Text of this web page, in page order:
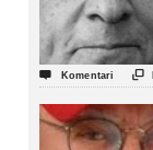
 Komentari 